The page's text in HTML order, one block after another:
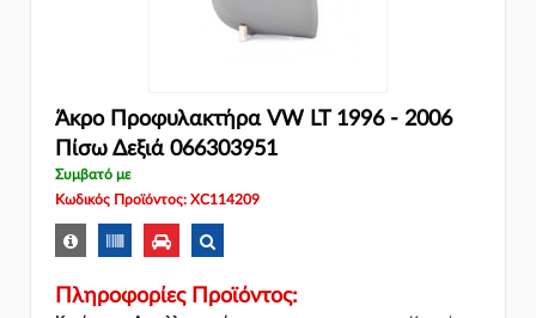
Άκρο Προφυλακτήρα VW LT 1996 - 2006
Πίσω Δεξιά 066303951
Συμβατό με
Κωδικός Προϊόντος: XC114209
Πληροφορίες Προϊόντος: